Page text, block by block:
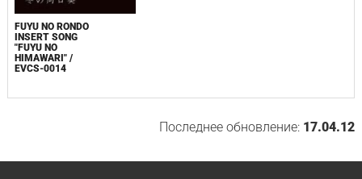
FUYU NO RONDO
INSERT SONG
"FUYU NO
HIMAWARI" /
EVCS-0014
Последнее обновление: 17.04.12